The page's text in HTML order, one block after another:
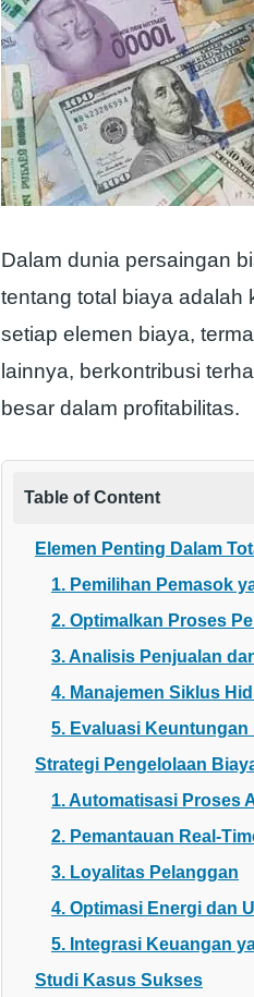
Dalam dunia persaingan
tentang total biaya adalah
setiap elemen biaya,
lainnya, berkontribusi
besar dalam profitabilitas.
Table of Content
Elemen Penting Dalam
1. Pemilihan Pemasok
2. Optimalkan Proses
3. Analisis Penjualan
4. Manajemen Siklus
5. Evaluasi Keuntungan
Strategi Pengelolaan
1. Automatisasi Proses
2. Pemantauan Real-
3. Loyalitas Pelanggan
4. Optimasi Energi dan
5. Integrasi Keuangan
Studi Kasus Sukses